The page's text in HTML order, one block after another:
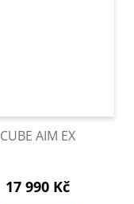
CUBE AIM EX
17 990 Kč